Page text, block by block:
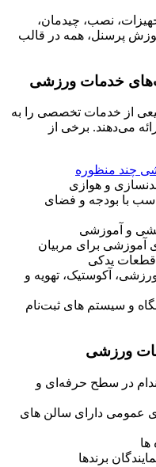
نصب، چیدمان،
پرسنل، همه در قالب
خدمات ورزشی
از خدمات تخصصی را به
می‌دهند. برخی از
چند منظوره
و هوازی
با بودجه و فضای
و آموزشی
آموزشی برای مربیان
قطعات یدکی
آکوستیک، تهویه و
و سیستم های ثبت‌نام
ورزشی
در سطح حرفه‌ای و
عمومی دارای سالن های
ها
برندها